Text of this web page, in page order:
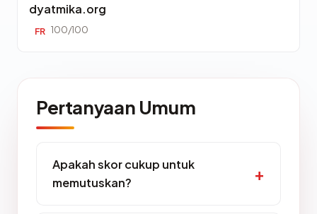
dyatmika.org
FR 100/100
Pertanyaan Umum
Apakah skor cukup untuk
memutuskan?